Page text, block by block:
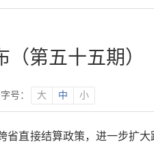
第五十五期）
字号： 大 中 小
省直接结算政策，进一步扩大